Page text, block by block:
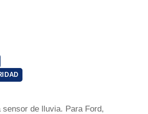
sensor de lluvia. Para Ford,